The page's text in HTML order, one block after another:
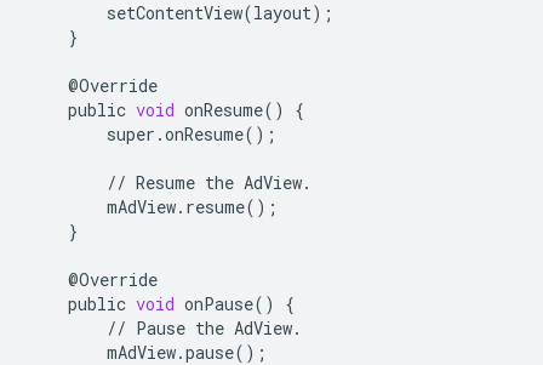
setContentView(layout);
}
@Override
public void onResume()
{
super .onResume();
// Resume the AdView.
mAdView. resume();
}
@Override
public void onPause()
{
// Pause the AdView.
mAdView.pause();